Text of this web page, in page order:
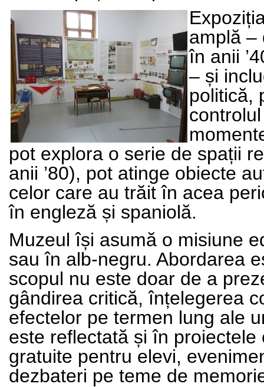
amplă –
în anii
– și
politică,
pot explora o serie de spații
anii ’80), pot atinge obiecte
celor care au trăit în acea
în engleză și spaniolă.
Muzeul își asumă o misiune
sau în alb-negru. Abordarea
scopul nu este doar de a
gândirea critică, înțelegerea
efectelor pe termen lung ale
este reflectată și în
gratuite pentru elevi,
dezbateri pe teme de